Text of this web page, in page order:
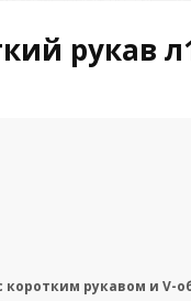
рукав
рукавом и V-